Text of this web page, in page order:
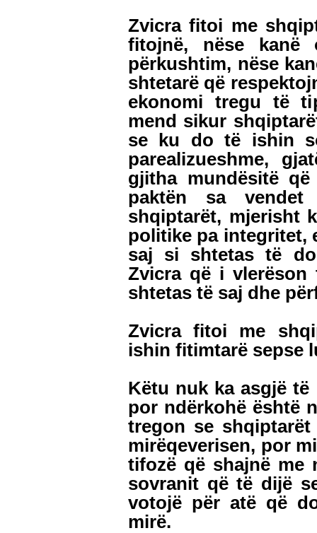
Zvicra fitoi me
fitojnë, nëse kanë
përkushtim, nëse
shtetarë që
ekonomi tregu të
mend sikur
se ku do të ishin
parealizueshme,
gjitha mundësitë
paktën sa
shqiptarët, mjerisht
politike pa integritet,
saj si shtetas të
Zvicra që i vlerëson
shtetas të saj dhe
Zvicra fitoi me
ishin fitimtarë sepse
Këtu nuk ka asgjë të
por ndërkohë është
tregon se
mirëqeverisen, por
tifozë që shajnë me
sovranit që të dijë
votojë për atë që
mirë.